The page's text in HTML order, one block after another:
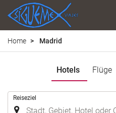
Home Madrid
Hotels Flüge
Reiseziel